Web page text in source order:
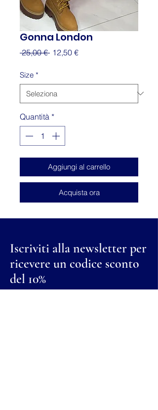
Gonna London
25,00 € Prezzo
12,50 €Prezzo
Size *
Quantità *
Aggiungi al carrello
Acquista ora
Iscriviti alla newsletter per
ricevere un codice sconto
del 10%